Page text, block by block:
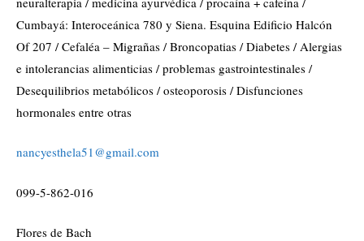
Cumbayá: Interoceánica 780 y Siena. Esquina Edificio Halcón
Of 207 / Cefaléa – Migrañas / Broncopatias / Diabetes / Alergias
e intolerancias alimenticias / problemas gastrointestinales /
Desequilibrios metabólicos / osteoporosis / Disfunciones
hormonales entre otras
nancyesthela51@gmail.com
099-5-862-016
Flores de Bach